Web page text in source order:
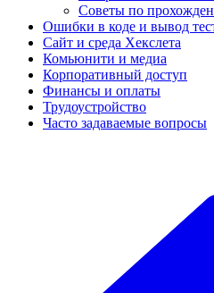
Советы по
Ошибки в коде и вывод
Сайт и среда Хекслета
Комьюнити и медиа
Корпоративный доступ
Финансы и оплаты
Трудоустройство
Часто задаваемые вопросы